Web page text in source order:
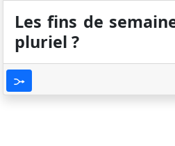
Les fins de
pluriel ?